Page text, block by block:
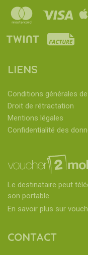
LIENS
Conditions générales
Droit de rétractation
Mentions légales
Confidentialité des
Le destinataire peut
son portable.
En savoir plus sur
CONTACT